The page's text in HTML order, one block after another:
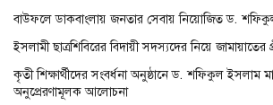
বাউফলে ডাকবাংলায় জনতার সেবায় নিয়োজিত ড.
ইসলামী ছাত্রশিবিরের বিদায়ী সদস্যদের নিয়ে জামায়াতের
কৃতী শিক্ষার্থীদের সংবর্ধনা অনুষ্ঠানে ড. শফিকুল ইসলাম
অনুপ্রেরণামূলক আলোচনা